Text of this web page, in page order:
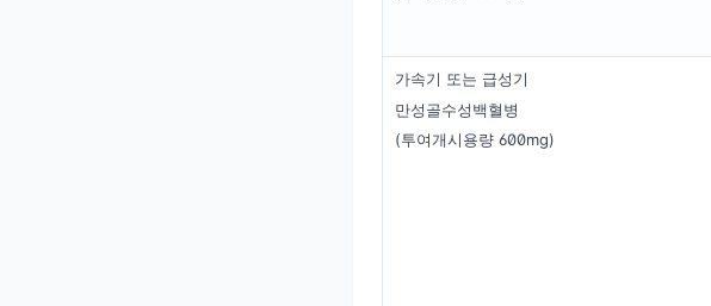
가속기 또는 급성기
만성골수성백혈병
(투여개시용량 600mg)